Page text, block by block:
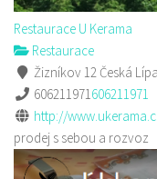
Restaurace U Kerama
Restaurace
Žizníkov 12 Česká Lípa
606211971606211971
http://
prodej s sebou a rozvoz